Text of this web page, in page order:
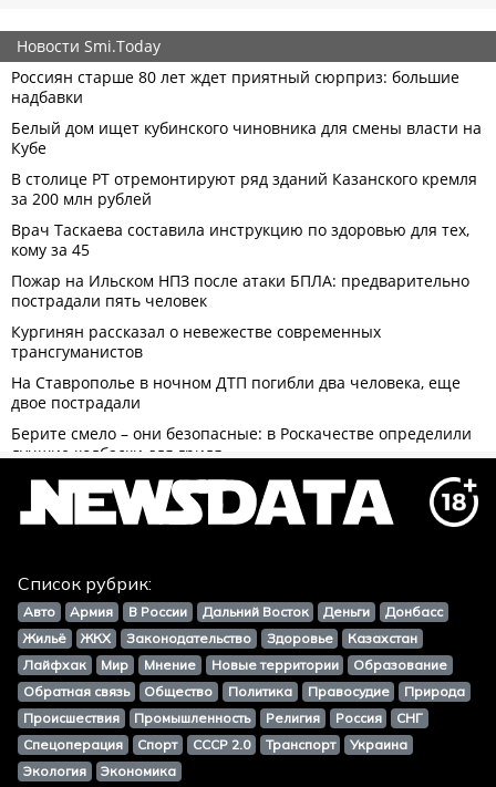
Список рубрик:
Авто Армия В России Дальний Восток Деньги
Донбасс
Жильё
ЖКХ Законодательство Здоровье
Казахстан
Лайфхак
Мир Мнение Новые территории
Образование
Обратная связь
Общество Политика Правосудие
Природа
Происшествия
Промышленность Религия Россия
СНГ
Спецоперация
Спорт СССР 2.0 Транспорт
Украина
Экология
Экономика